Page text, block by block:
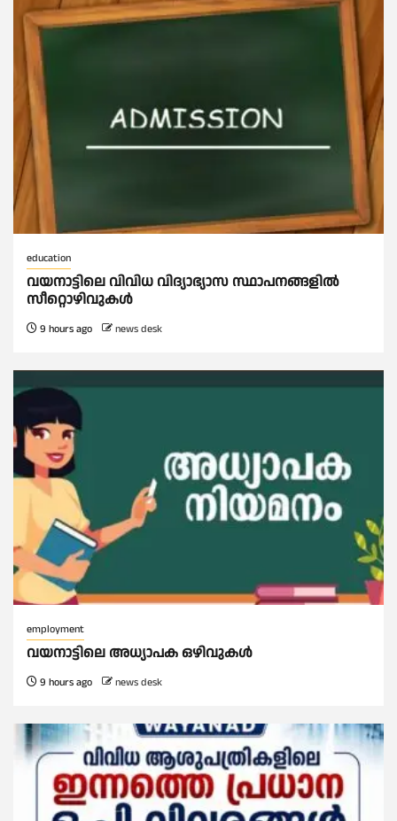
education
വയനാട്ടിലെ വിവിധ വിദ്യാഭ്യാസ സ്ഥാപനങ്ങളിൽ
സീറ്റൊഴിവുകൾ
9 hours ago news desk
employment
വയനാട്ടിലെ അധ്യാപക ഒഴിവുകൾ
9 hours ago news desk